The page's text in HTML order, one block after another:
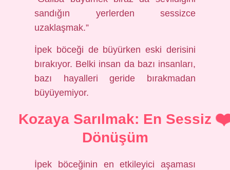
sandığın yerlerden sessizce
uzaklaşmak.”
İpek böceği de büyürken eski derisini
bırakıyor. Belki insan da bazı insanları,
bazı hayalleri geride bırakmadan
büyüyemiyor.
Kozaya Sarılmak: En Sessiz
Dönüşüm
İpek böceğinin en etkileyici aşaması